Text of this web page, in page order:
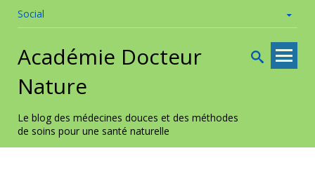
Social
Académie Docteur
Nature
Le blog des médecines douces et des méthodes
de soins pour une santé naturelle
Skip to
content